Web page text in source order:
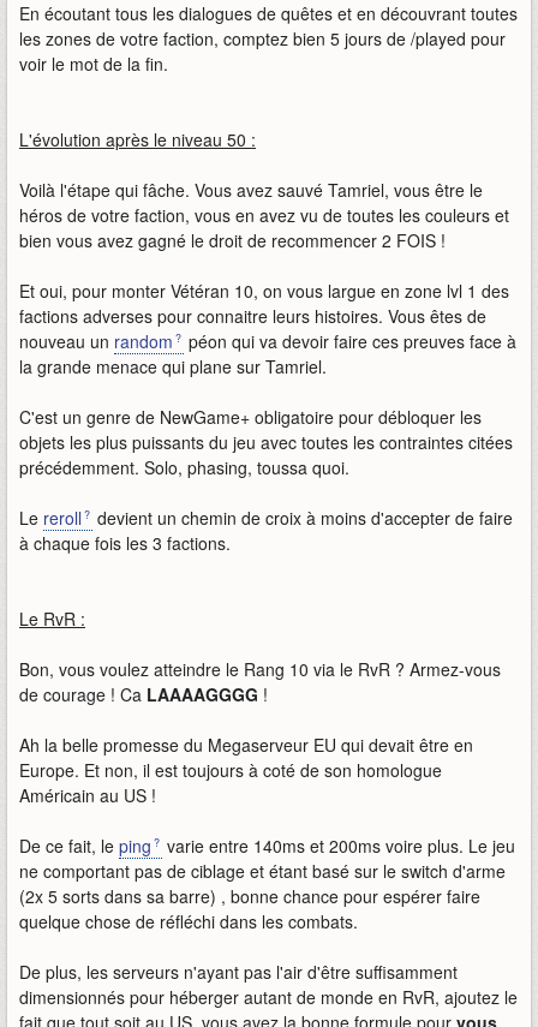
En écoutant tous les dialogues de quêtes et en découvrant toutes
les zones de votre faction, comptez bien 5 jours de /played pour
voir le mot de la fin.
L'évolution après le niveau 50 :
Voilà l'étape qui fâche. Vous avez sauvé Tamriel, vous être le
héros de votre faction, vous en avez vu de toutes les couleurs et
bien vous avez gagné le droit de recommencer 2 FOIS !
Et oui, pour monter Vétéran 10, on vous largue en zone lvl 1 des
factions adverses pour connaitre leurs histoires. Vous êtes de
nouveau un random
péon qui va devoir faire ces preuves face à
la grande menace qui plane sur Tamriel.
C'est un genre de NewGame+ obligatoire pour débloquer les
objets les plus puissants du jeu avec toutes les contraintes citées
précédemment. Solo, phasing, toussa quoi.
Le reroll
devient un chemin de croix à moins d'accepter de faire
à chaque fois les 3 factions.
Le RvR :
Bon, vous voulez atteindre le Rang 10 via le RvR ? Armez-vous
de courage ! Ca LAAAAGGGG !
Ah la belle promesse du Megaserveur EU qui devait être en
Europe. Et non, il est toujours à coté de son homologue
Américain au US !
De ce fait, le ping
varie entre 140ms et 200ms voire plus. Le jeu
ne comportant pas de ciblage et étant basé sur le switch d'arme
(2x 5 sorts dans sa barre) , bonne chance pour espérer faire
quelque chose de réfléchi dans les combats.
De plus, les serveurs n'ayant pas l'air d'être suffisamment
dimensionnés pour héberger autant de monde en RvR, ajoutez le
fait que tout soit au US, vous avez la bonne formule pour vous